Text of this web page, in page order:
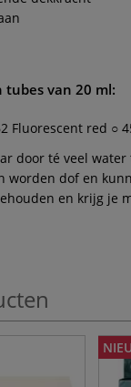
van 20 ml:
Fluorescent red
door té veel
dof en
en krijg je